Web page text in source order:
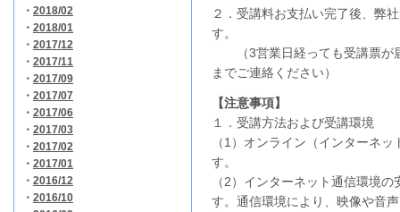
・ 2018/02
・ 2018/01
・ 2017/12
・ 2017/11
・ 2017/09
・ 2017/07
・ 2017/06
・ 2017/03
・ 2017/02
・ 2017/01
・ 2016/12
・ 2016/10
２．受講料お支払い完了後、弊
す。
（3営業日経っても受講票が
までご連絡ください）
【注意事項】
１．受講方法および受講環境
（1）オンライン（インターネ
す。
（2）インターネット通信環境
す。通信環境により、映像や音